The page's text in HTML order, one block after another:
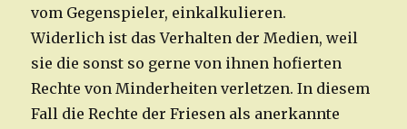
vom Gegenspieler, einkalkulieren.
Widerlich ist das Verhalten der Medien, weil
sie die sonst so gerne von ihnen hofierten
Rechte von Minderheiten verletzen. In diesem
Fall die Rechte der Friesen als anerkannte